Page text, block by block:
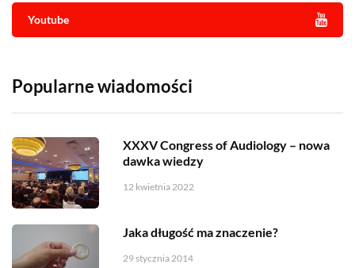
Youtube
Popularne wiadomości
XXXV Congress of Audiology – nowa
dawka wiedzy
12 kwietnia 2022
Jaka długość ma znaczenie?
29 stycznia 2014